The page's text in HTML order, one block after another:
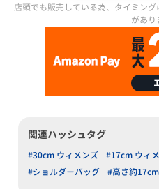
店頭でも販売している為、タイミン
があり
関連ハッシュタグ
#30cm ウィメンズ #17cm ウィ
#ショルダーバッグ
#高さ約17cm